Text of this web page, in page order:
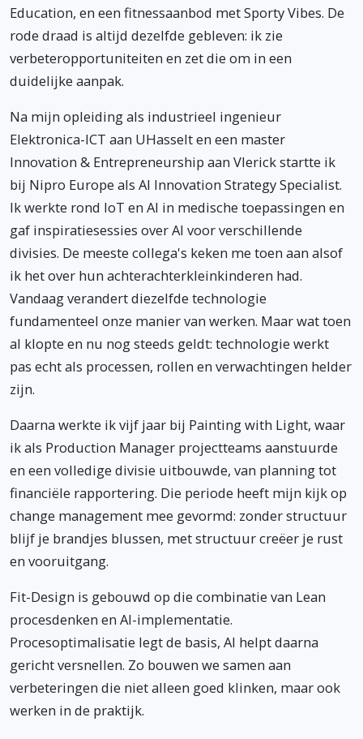
Education, en een fitnessaanbod met Sporty Vibes. De
rode draad is altijd dezelfde gebleven: ik zie
verbeteropportuniteiten en zet die om in een
duidelijke aanpak.
Na mijn opleiding als industrieel ingenieur
Elektronica-ICT aan UHasselt en een master
Innovation & Entrepreneurship aan Vlerick startte ik
bij Nipro Europe als AI Innovation Strategy Specialist.
Ik werkte rond IoT en AI in medische toepassingen en
gaf inspiratiesessies over AI voor verschillende
divisies. De meeste collega's keken me toen aan alsof
ik het over hun achterachterkleinkinderen had.
Vandaag verandert diezelfde technologie
fundamenteel onze manier van werken. Maar wat toen
al klopte en nu nog steeds geldt: technologie werkt
pas echt als processen, rollen en verwachtingen helder
zijn.
Daarna werkte ik vijf jaar bij Painting with Light, waar
ik als Production Manager projectteams aanstuurde
en een volledige divisie uitbouwde, van planning tot
financiële rapportering. Die periode heeft mijn kijk op
change management mee gevormd: zonder structuur
blijf je brandjes blussen, met structuur creëer je rust
en vooruitgang.
Fit-Design is gebouwd op die combinatie van Lean
procesdenken en AI-implementatie.
Procesoptimalisatie legt de basis, AI helpt daarna
gericht versnellen. Zo bouwen we samen aan
verbeteringen die niet alleen goed klinken, maar ook
werken in de praktijk.